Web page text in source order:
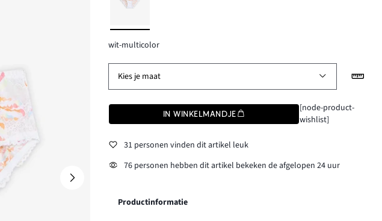
wit-multicolor
Kies je maat
IN WINKELMANDJE
[node-product-
wishlist]
31 personen vinden dit artikel leuk
76 personen hebben dit artikel bekeken de afgelopen 24 uur
Productinformatie